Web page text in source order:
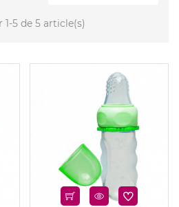
5 de 5 article(s)